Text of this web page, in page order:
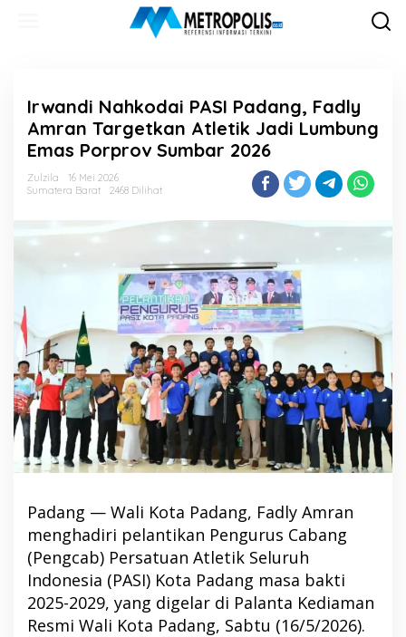
Irwandi Nahkodai PASI Padang, Fadly
Amran Targetkan Atletik Jadi Lumbung
Emas Porprov Sumbar 2026
Zulzila
16 Mei 2026
Sumatera Barat
2468 Dilihat
Padang — Wali Kota Padang, Fadly Amran
menghadiri pelantikan Pengurus Cabang
(Pengcab) Persatuan Atletik Seluruh
Indonesia (PASI) Kota Padang masa bakti
2025-2029, yang digelar di Palanta Kediaman
Resmi Wali Kota Padang, Sabtu (16/5/2026).